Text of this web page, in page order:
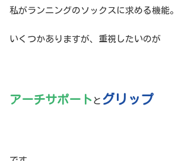
私がランニングのソックスに求める機能。
いくつかありますが、重視したいのが
アーチサポート と グリップ